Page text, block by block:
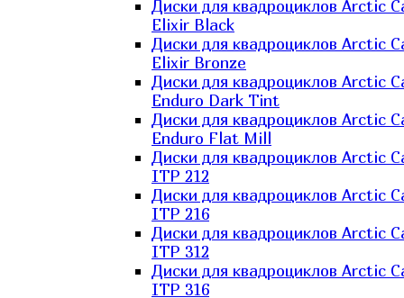
Диски для квадроциклов Arctic
Elixir Black
Диски для квадроциклов Arctic
Elixir Bronze
Диски для квадроциклов Arctic
Enduro Dark Tint
Диски для квадроциклов Arctic
Enduro Flat Mill
Диски для квадроциклов Arctic
ITP 212
Диски для квадроциклов Arctic
ITP 216
Диски для квадроциклов Arctic
ITP 312
Диски для квадроциклов Arctic
ITP 316